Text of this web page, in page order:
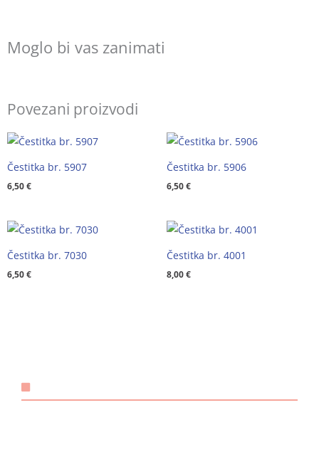
Moglo bi vas zanimati
Povezani proizvodi
Čestitka br. 5907
6,50€
Čestitka br. 5906
6,50€
Čestitka br. 7030
6,50€
Čestitka br. 4001
8,00€